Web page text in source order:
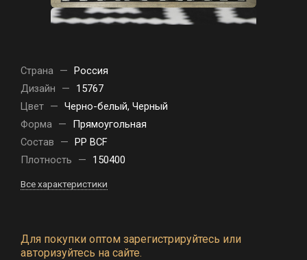
Страна — Россия
Дизайн
—
15767
Цвет — Черно-белый, Черный
Форма —
Прямоугольная
Состав
— PP BCF
Плотность
— 150400
Все характеристики
Для покупки оптом зарегистрируйтесь или
авторизуйтесь на сайте.